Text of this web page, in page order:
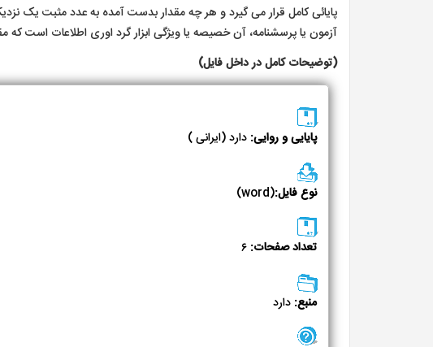
پایائی کامل قرار می گیرد و هر چه مقدار بدست آمده به عدد مثبت یک
آزمون یا پرسشنامه، آن خصیصه یا ویژگی ابزار گرد اوری اطلاعات است که
(توضیحات کامل در داخل فایل)
پایایی و روایی: دارد (ایرانی )
نوع فایل:(word)
تعداد صفحات:
منبع: دارد